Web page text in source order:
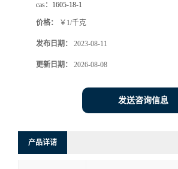
cas： 1605-18-1
价格： ￥1/千克
发布日期： 2023-08-11
更新日期： 2026-08-08
发送咨询信息
产品详请